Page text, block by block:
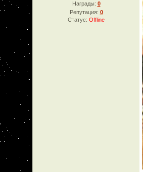
Награды: 0
Репутация: 0
Статус: Offline